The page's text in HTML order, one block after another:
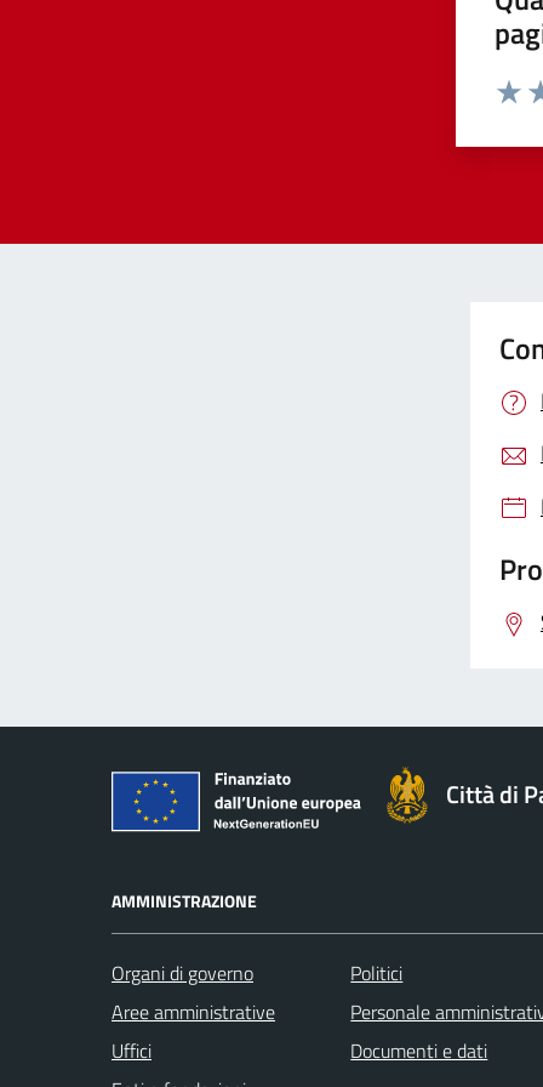
Città di
AMMINISTRAZIONE
Organi di governo
Aree amministrative
Uffici
Politici
Personale
Documenti e dati